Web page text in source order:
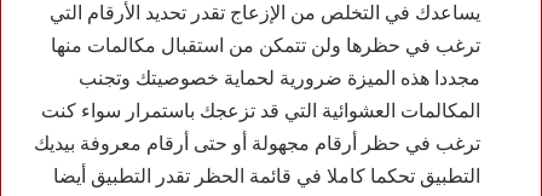
يساعدك في التخلص من الإزعاج تقدر تحديد الأرقام التي
ترغب في حظرها ولن تتمكن من استقبال مكالمات منها
مجددا هذه الميزة ضرورية لحماية خصوصيتك وتجنب
المكالمات العشوائية التي قد تزعجك باستمرار سواء كنت
ترغب في حظر أرقام مجهولة أو حتى أرقام معروفة بيديك
التطبيق تحكما كاملا في قائمة الحظر تقدر التطبيق أيضا